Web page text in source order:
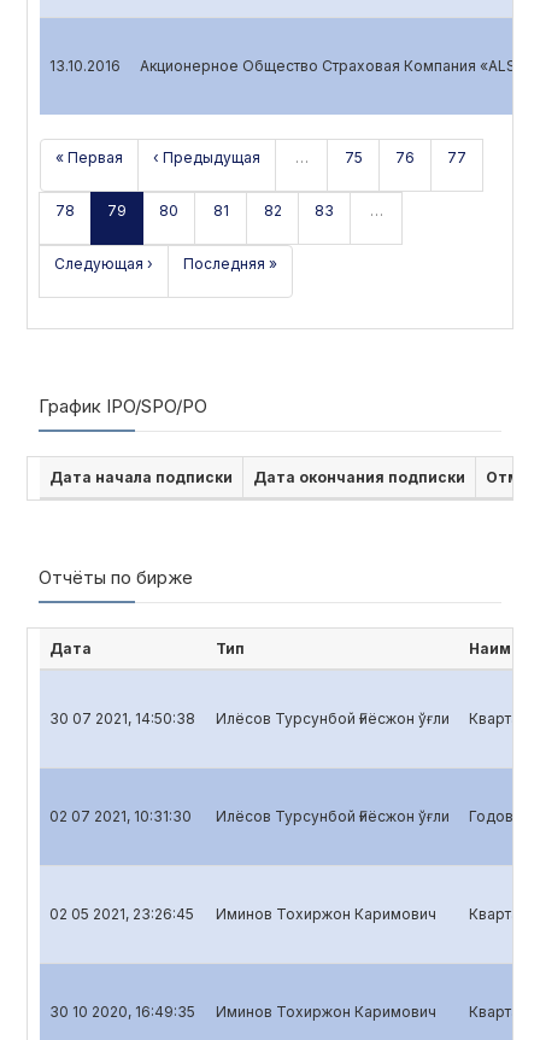
13.10.2016 Акционерное Общество Страховая Компания
« Первая ‹ Предыдущая … 75 76 77
78 79 80 81 82 83 …
Следующая › Последняя »
График IPO/SPO/PO
Дата начала подписки Дата окончания подписки
Отчёты по бирже
Дата Тип
30 07 2021, 14:50:38 Илёсов Турсунбой Ғиёсжон ўғли
02 07 2021, 10:31:30 Илёсов Турсунбой Ғиёсжон ўғли Годовой
02 05 2021, 23:26:45 Иминов Тохиржон Каримович
30 10 2020, 16:49:35 Иминов Тохиржон Каримович